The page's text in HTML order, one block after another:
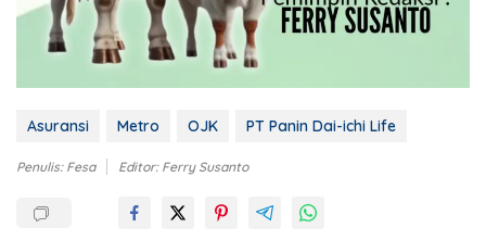
Asuransi Metro OJK PT Panin Dai-ichi Life
Penulis: Fesa Editor: Ferry Susanto